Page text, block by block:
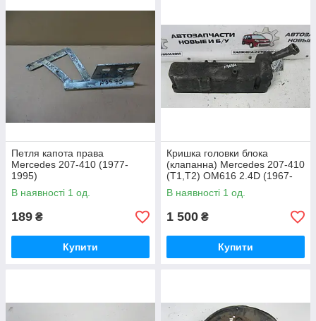
Петля капота права
Mercedes 207-410 (1977-
1995)
В наявності 1 од.
189 ₴
Купити
Кришка головки блока
(клапанна) Mercedes 207-410
(T1,T2) OM616 2.4D (1967-
1996) OE:R6160160905
В наявності 1 од.
1 500 ₴
Купити